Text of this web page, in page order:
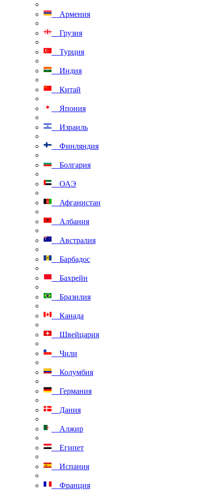
Армения
Грузия
Турция
Индия
Китай
Япония
Израиль
Финляндия
Болгария
ОАЭ
Афганистан
Албания
Австралия
Барбадос
Бахрейн
Бразилия
Канада
Швейцария
Чили
Колумбия
Германия
Дания
Алжир
Египет
Испания
Франция